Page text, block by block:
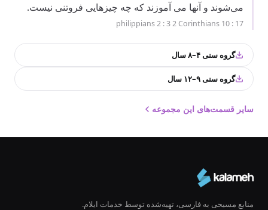
می‌شوند و آنها می آموزند که چه چیزهایی فروتنی نیست‌‌.
philippians 2 : 3 2 Corinthians 10 : 17
گروه سنی ۴–۸ سال
گروه سنی ۹–۱۲ سال
سایر قسمت‌های این مجموعه
منابع مسیحی به فارسی، تهیه‌شده توسط خدمات ایلام.